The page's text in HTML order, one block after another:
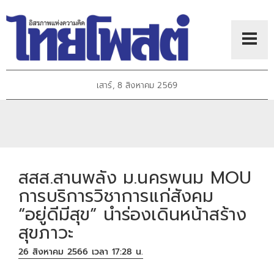
เสาร์, 8 สิงหาคม 2569
สสส.สานพลัง ม.นครพนม MOU
การบริการวิชาการแก่สังคม
“อยู่ดีมีสุข” นำร่องเดินหน้าสร้าง
สุขภาวะ
26 สิงหาคม 2566 เวลา 17:28 น.